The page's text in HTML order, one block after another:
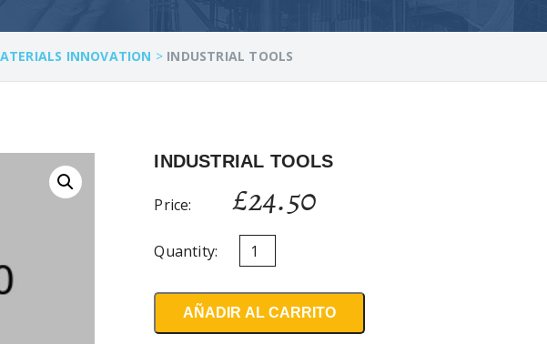
INNOVATION > INDUSTRIAL TOOLS
INDUSTRIAL TOOLS
Price: £24.50
Quantity:
AÑADIR AL CARRITO